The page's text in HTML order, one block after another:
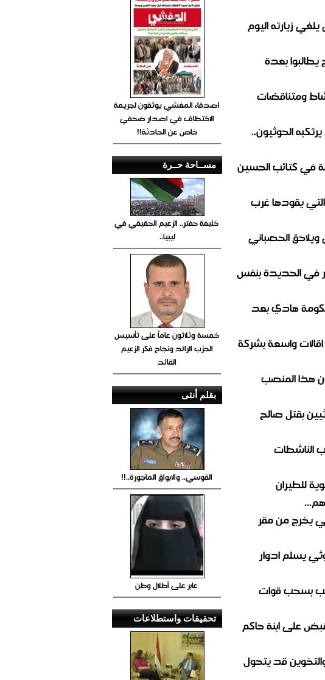
زيارته اليوم
بعدة
ومتناقضات
الحوثيون..
في كتائب الحسين
يقودها غرب
الحصباني
في الحديدة بنفس
هادي بعد
واسعة بشركة
هذا المنصب
بقتل صالح
الناشطات
للطيران
يخرج من مقر
يسلم ادوار
بسحب قوات
على ابنة حاكم
والتخوين قد يتحول
اصدقاء المغشي يوثقون لجريمة
الاختطاف في اصدار صحفي
خاص عن الحادثة!!
مســاحة حــرة
خليفة حفتر.. الزعيم الحقيقي في
ليبيا..
خمسة وثلاثون عاماً على تأسيس
الحزب الرائد ونجاح فكر الزعيم
القائد
بقلم أنثى
القوسي.. والابواق الماجورة..!!
عابر على أطلال وطن
تحقيقات واستطلاعات